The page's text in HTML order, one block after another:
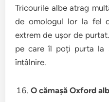
Tricourile albe atrag
de omologul lor la fel
extrem de ușor de
pe care îl poți purta la
întâlnire.
O cămașă Oxford